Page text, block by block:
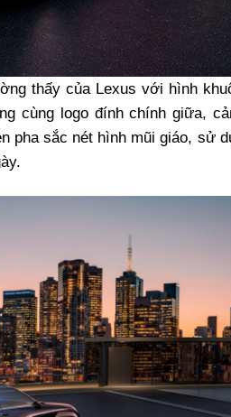
thấy của Lexus với hình
cùng logo đính chính giữa,
pha sắc nét hình mũi giáo, sử